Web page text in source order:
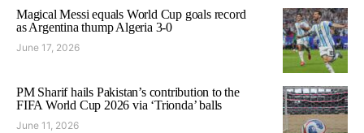
Magical Messi equals World Cup goals record
as Argentina thump Algeria 3-0
June 17, 2026
PM Sharif hails Pakistan’s contribution to the
FIFA World Cup 2026 via ‘Trionda’ balls
June 11, 2026